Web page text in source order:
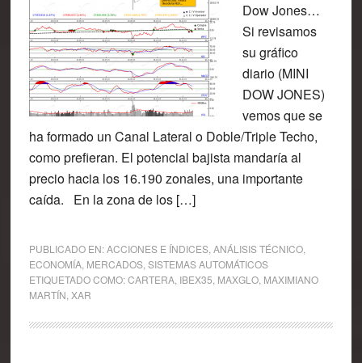
Dow Jones…
Si revisamos
su gráfico
diario (MINI
DOW JONES)
vemos que se
ha formado un Canal Lateral o Doble/Triple Techo,
como prefieran. El potencial bajista mandaría al
precio hacia los 16.190 zonales, una importante
caída. En la zona de los […]
PUBLICADO EN:ACCIONES E ÍNDICES, ANÁLISIS TÉCNICO,
ECONOMÍA, MERCADOS, SISTEMAS AUTOMÁTICOS
ETIQUETADO COMO:CARTERA, IBEX35 MAXGLO, MAXIMIANO
MARTÍN XAR